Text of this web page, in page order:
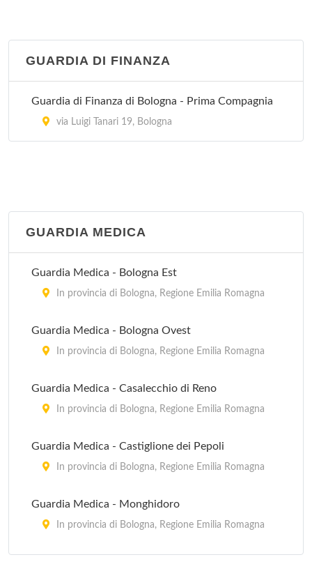
Villa Torri
GUARDIA DI FINANZA
Guardia di Finanza di Bologna - Prima Compagnia
via Luigi Tanari 19, Bologna
GUARDIA MEDICA
Guardia Medica - Bologna Est
In provincia di Bologna, Regione Emilia Romagna
Guardia Medica - Bologna Ovest
In provincia di Bologna, Regione Emilia Romagna
Guardia Medica - Casalecchio di Reno
In provincia di Bologna, Regione Emilia Romagna
Guardia Medica - Castiglione dei Pepoli
In provincia di Bologna, Regione Emilia Romagna
Guardia Medica - Monghidoro
In provincia di Bologna, Regione Emilia Romagna